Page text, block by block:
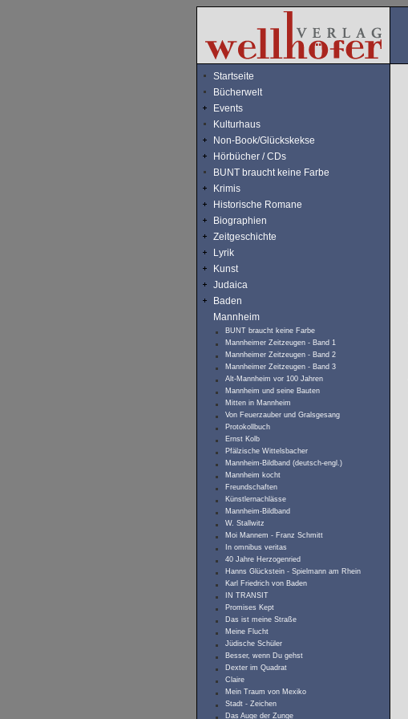
Startseite
Bücherwelt
Events
Kulturhaus
Non-Book/Glückskekse
Hörbücher / CDs
BUNT braucht keine Farbe
Krimis
Historische Romane
Biographien
Zeitgeschichte
Lyrik
Kunst
Judaica
Baden
Mannheim
BUNT braucht keine Farbe
Mannheimer Zeitzeugen - Band 1
Mannheimer Zeitzeugen - Band 2
Mannheimer Zeitzeugen - Band 3
Alt-Mannheim vor 100 Jahren
Mannheim und seine Bauten
Mitten in Mannheim
Von Feuerzauber und Gralsgesang
Protokollbuch
Ernst Kolb
Pfälzische Wittelsbacher
Mannheim-Bildband (deutsch-engl.)
Mannheim kocht
Freundschaften
Künstlernachlässe
Mannheim-Bildband
W. Stallwitz
Moi Mannem - Franz Schmitt
In omnibus veritas
40 Jahre Herzogenried
Hanns Glückstein - Spielmann am Rhein
Karl Friedrich von Baden
IN TRANSIT
Promises Kept
Das ist meine Straße
Meine Flucht
Jüdische Schüler
Besser, wenn Du gehst
Dexter im Quadrat
Claire
Mein Traum von Mexiko
Stadt - Zeichen
Das Auge der Zunge